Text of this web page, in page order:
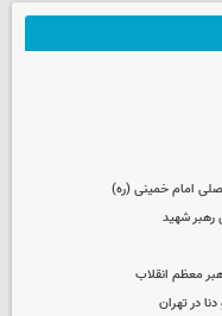
امام خمینی (ره)
شهید
معظم انقلاب
در تهران